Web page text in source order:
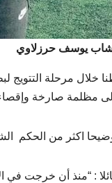
يوسف حرزلاوي
خلال مرحلة التتويج
مظلمة صارخة
اكثر من الحكم
: “منذ أن خرجت في